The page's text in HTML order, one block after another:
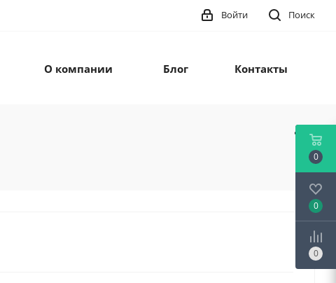
Поиск
Войти
О компании Блог Контакты
0
0
0